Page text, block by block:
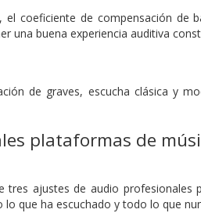
coeficiente de compensación de
una buena experiencia auditiva
de graves, escucha clásica y
plataformas de
ajustes de audio profesionales
que ha escuchado y todo lo que